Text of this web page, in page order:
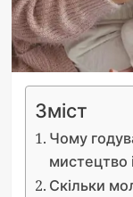
Зміст
Чому
мистецтво
Скільки